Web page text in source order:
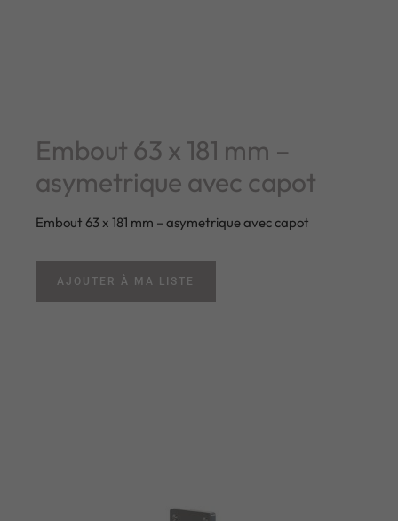
Embout 63 x 181 mm –
asymetrique avec capot
Embout 63 x 181 mm – asymetrique avec capot
AJOUTER À MA LISTE